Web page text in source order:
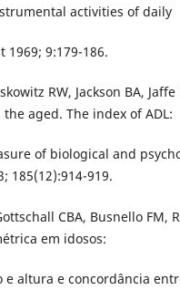
activities of daily
1969; 9:179-186.
RW, Jackson BA, Jaffe
aged. The index of ADL:
of biological and
185(12):914-919.
CBA, Busnello FM,
em idosos:
e altura e concordância